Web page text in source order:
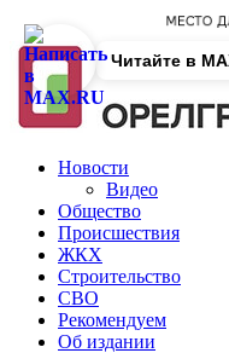
Новости
Видео
Общество
Происшествия
ЖКХ
Строительство
СВО
Рекомендуем
Об издании
Читайте в